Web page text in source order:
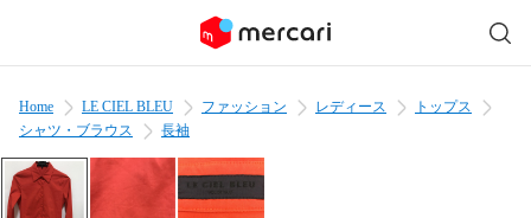
Home LE CIEL BLEU ファッション レディース
トップス
シャツ・ブラウス
長袖